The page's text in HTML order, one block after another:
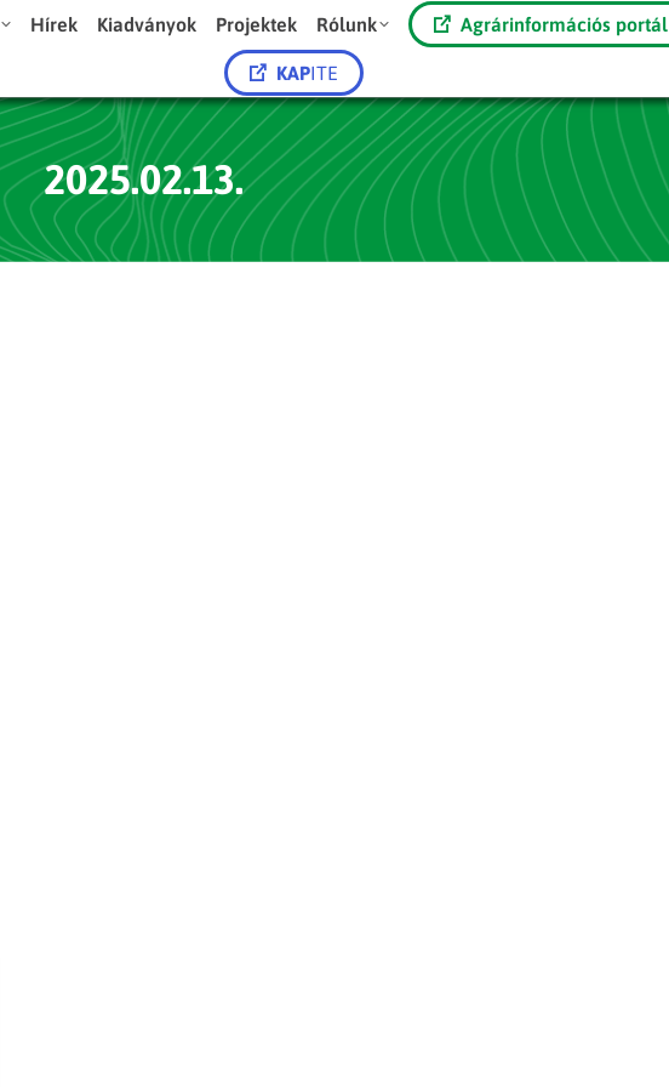
Hírek Kiadványok Projektek Rólunk Agrárinformációs portál
KAPITE
2025.02.13.